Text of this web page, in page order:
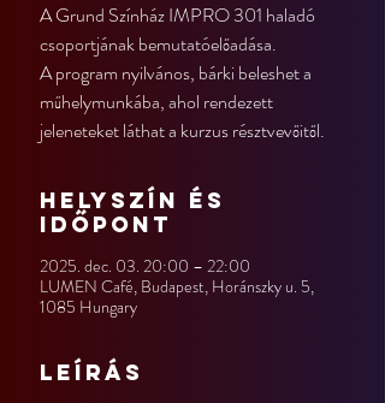
A Grund Színház IMPRO 301 haladó
csoportjának bemutatóelőadása.
A program nyilvános, bárki beleshet a
műhelymunkába, ahol rendezett
jeleneteket láthat a kurzus résztvevőitől.
Helyszín és
időpont
2025. dec. 03. 20:00 – 22:00
LUMEN Café, Budapest, Horánszky u. 5,
1085 Hungary
Leírás